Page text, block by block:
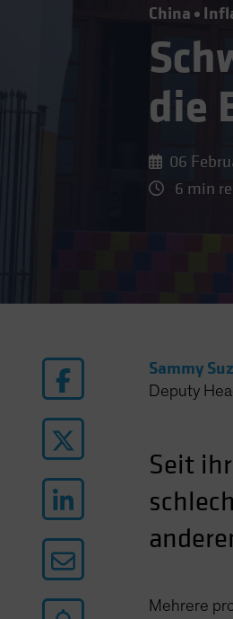
China
die
06
6 min
Sammy
Deputy
Seit
Mehrere